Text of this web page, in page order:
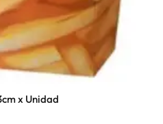
x Unidad